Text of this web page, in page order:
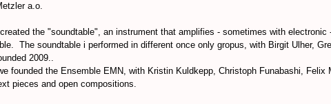
a.o.
the "soundtable", an instrument that amplifies - sometimes with
The soundtable i performed in different once only gropus, with Birgit Ulher,
2009..
founded the Ensemble EMN, with Kristin Kuldkepp, Christoph Funabashi,
pieces and open compositions.